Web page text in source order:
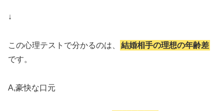
↓
この心理テストで分かるのは、
結婚相手の理想の年齢差
です。
A,豪快な口元